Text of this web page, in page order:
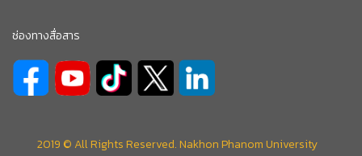
ช่องทางสื่อสาร
2019 © All Rights Reserved. Nakhon Phanom University